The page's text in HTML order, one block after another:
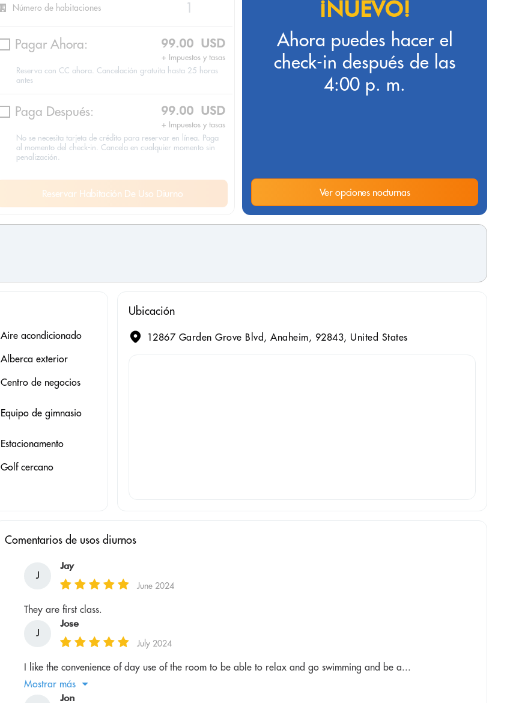
Número de habitaciones
Pagar Ahora: 99.00 USD
+ Impuestos y tasas
Reserva con CC ahora. Cancelación gratuita hasta 25 horas
antes
Paga Después: 99.00 USD
+ Impuestos y tasas
No se necesita tarjeta de crédito para reservar en línea. Paga
al momento del check-in. Cancela en cualquier momento sin
penalización.
Reservar Habitación De Uso Diurno
¡NUEVO!
Ahora puedes hacer el
check-in después de las
4:00 p. m.
Ver opciones nocturnas
Aire acondicionado
Alberca exterior
Centro de negocios
Equipo de gimnasio
Estacionamento
Golf cercano
Ubicación
12867 Garden Grove Blvd, Anaheim, 92843, United States
Comentarios de usos diurnos
J
Jay
June 2024
They are first class.
J
Jose
July 2024
I like the convenience of day use of the room to be able to relax and go swimming and be a...
Mostrar más
Jon